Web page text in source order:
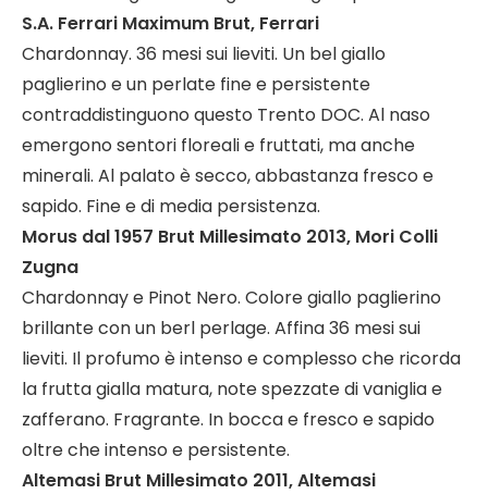
S.A. Ferrari Maximum Brut, Ferrari
Chardonnay. 36 mesi sui lieviti. Un bel giallo
paglierino e un perlate fine e persistente
contraddistinguono questo Trento DOC. Al naso
emergono sentori floreali e fruttati, ma anche
minerali. Al palato è secco, abbastanza fresco e
sapido. Fine e di media persistenza.
Morus dal 1957 Brut Millesimato 2013, Mori Colli
Zugna
Chardonnay e Pinot Nero. Colore giallo paglierino
brillante con un berl perlage. Affina 36 mesi sui
lieviti. Il profumo è intenso e complesso che ricorda
la frutta gialla matura, note spezzate di vaniglia e
zafferano. Fragrante. In bocca e fresco e sapido
oltre che intenso e persistente.
Altemasi Brut Millesimato 2011, Altemasi